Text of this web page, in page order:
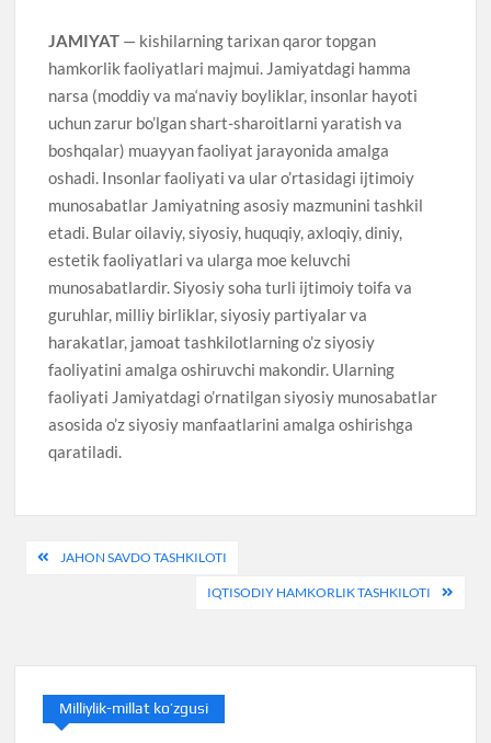
JAMIYAT — kishilarning tarixan qaror topgan
hamkorlik faoliyatlari majmui. Jamiyatdagi hamma
narsa (moddiy va ma‘naviy boyliklar, insonlar hayoti
uchun zarur bo’lgan shart-sharoitlarni yaratish va
boshqalar) muayyan faoliyat jarayonida amalga
oshadi. Insonlar faoliyati va ular o’rtasidagi ijtimoiy
munosabatlar Jamiyatning asosiy mazmunini tashkil
etadi. Bular oilaviy, siyosiy, huquqiy, axloqiy, diniy,
estetik faoliyatlari va ularga moe keluvchi
munosabatlardir. Siyosiy soha turli ijtimoiy toifa va
guruhlar, milliy birliklar, siyosiy partiyalar va
harakatlar, jamoat tashkilotlarning o’z siyosiy
faoliyatini amalga oshiruvchi makondir. Ularning
faoliyati Jamiyatdagi o’rnatilgan siyosiy munosabatlar
asosida o’z siyosiy manfaatlarini amalga oshirishga
qaratiladi.
PostJAHON SAVDO TASHKILOTI
IQTISODIY HAMKORLIK TASHKILOTI
Milliylik-millat ko’zgusi